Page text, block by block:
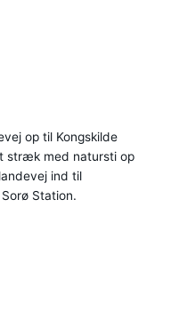
op til Kongskilde
stræk med natursti op
ind til
Station.